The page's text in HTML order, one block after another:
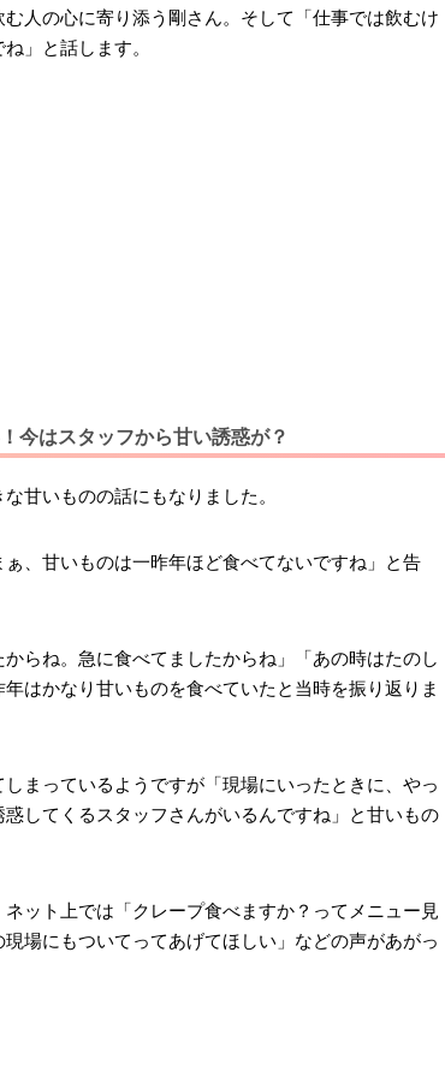
人の心に寄り添う剛さん。そして「仕事では飲むけ
」と話します。
今はスタッフから甘い誘惑が？
甘いものの話にもなりました。
ぁ、甘いものは一昨年ほど食べてないですね」と告
からね。急に食べてましたからね」「あの時はたのし
はかなり甘いものを食べていたと当時を振り返りま
まっているようですが「現場にいったときに、やっ
してくるスタッフさんがいるんですね」と甘いもの
ット上では「クレープ食べますか？ってメニュー見
場にもついてってあげてほしい」などの声があがっ